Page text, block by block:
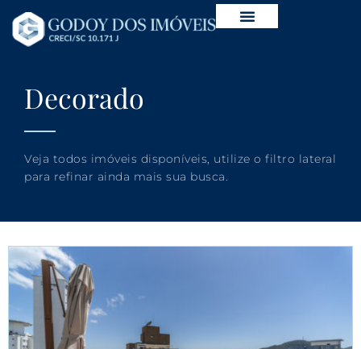
Decorado
Veja todos imóveis disponíveis, utilize o filtro lateral
para refinar ainda mais sua busca.